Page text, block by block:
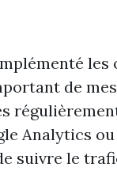
de
Analytics
suivre le